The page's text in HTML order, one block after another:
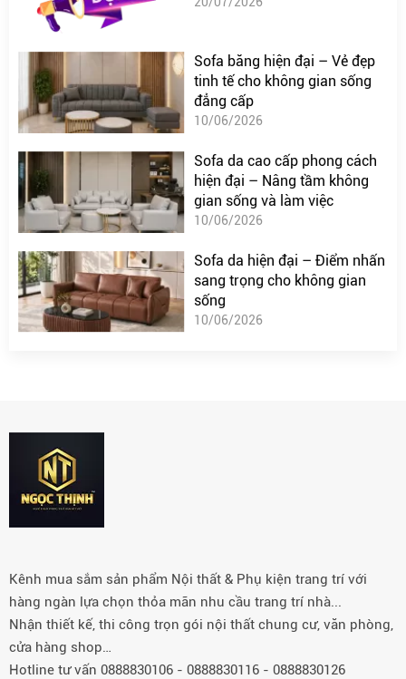
Sofa băng hiện đại – Vẻ đẹp
tinh tế cho không gian sống
đẳng cấp
10/06/2026
Sofa da cao cấp phong cách
hiện đại – Nâng tầm không
gian sống và làm việc
10/06/2026
Sofa da hiện đại – Điểm nhấn
sang trọng cho không gian
sống
10/06/2026
Kênh mua sắm sản phẩm Nội thất & Phụ kiện trang trí với
hàng ngàn lựa chọn thỏa mãn nhu cầu trang trí nhà...
Nhận thiết kế, thi công trọn gói nội thất chung cư, văn phòng,
cửa hàng shop…
Hotline tư vấn 0888830106 - 0888830116 - 0888830126